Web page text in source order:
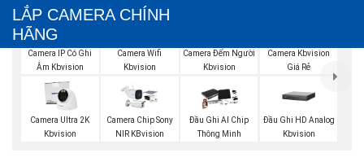
LẮP CAMERA CHÍNH
HÃNG
Camera IP Có Ghi
Âm Kbvision
Camera Wifi
Kbvision
Camera Đếm Người
Kbvision
Camera Kbvision
Giá Rẻ
Camera Ultra 2K
Kbvision
Camera Chip Sony
NIR KBvision
Đầu Ghi AI Chip
Thông Minh
Đầu Ghi HD Analog
Kbvision